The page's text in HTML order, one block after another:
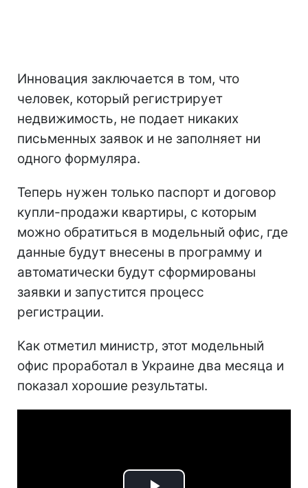
Инновация заключается в том, что
человек, который регистрирует
недвижимость, не подает никаких
письменных заявок и не заполняет ни
одного формуляра.
Теперь нужен только паспорт и договор
купли-продажи квартиры, с которым
можно обратиться в модельный офис, где
данные будут внесены в программу и
автоматически будут сформированы
заявки и запустится процесс
регистрации.
Как отметил министр, этот модельный
офис проработал в Украине два месяца и
показал хорошие результаты.